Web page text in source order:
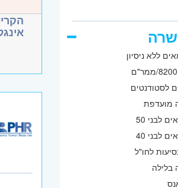
ללא ניסיון
לסטודנטים
מועדפת
לבני 50
לבני 40
לחו"ל
בלילה
קוד